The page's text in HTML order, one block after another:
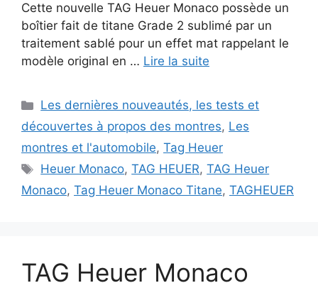
Cette nouvelle TAG Heuer Monaco possède un
boîtier fait de titane Grade 2 sublimé par un
traitement sablé pour un effet mat rappelant le
modèle original en … Lire la suite
Catégories
Les dernières nouveautés, les tests et
découvertes à propos des montres, Les
montres et l'automobile, Tag Heuer
Étiquettes
Heuer Monaco,TAG HEUER,TAG Heuer
Monaco, Tag Heuer Monaco Titane, TAGHEUER
TAG Heuer Monaco